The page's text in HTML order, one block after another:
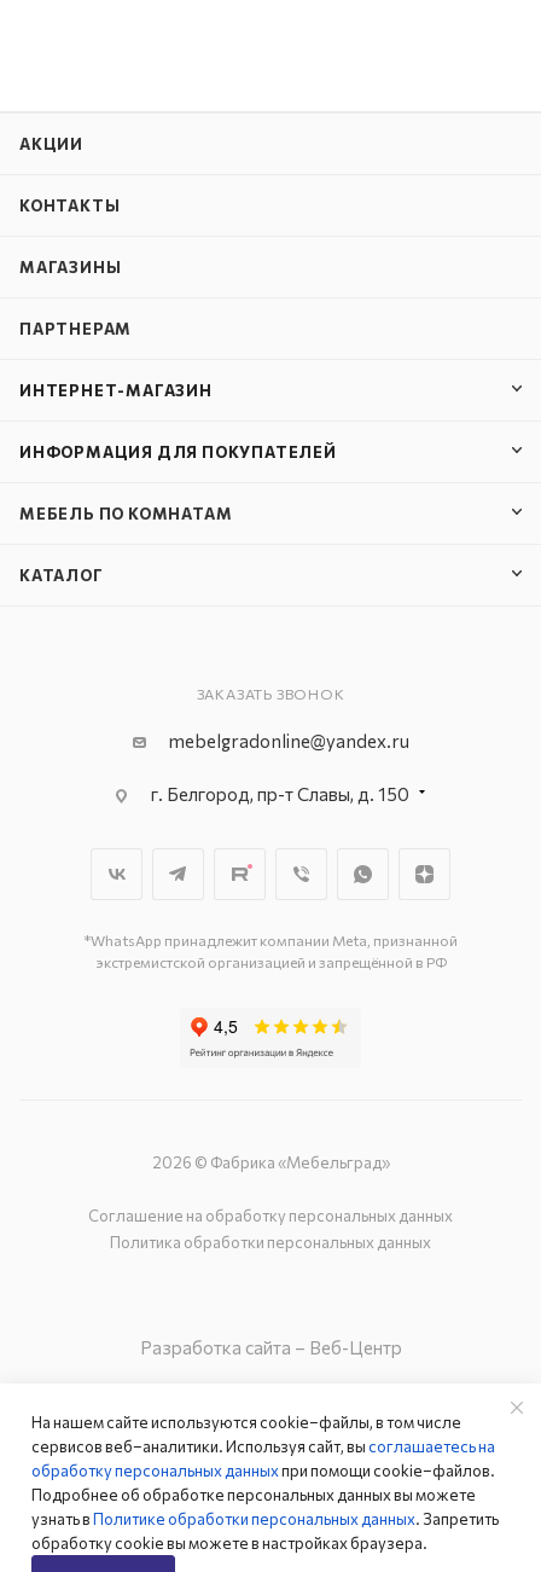
АКЦИИ
КОНТАКТЫ
МАГАЗИНЫ
ПАРТНЕРАМ
ИНТЕРНЕТ-МАГАЗИН
ИНФОРМАЦИЯ ДЛЯ ПОКУПАТЕЛЕЙ
МЕБЕЛЬ ПО КОМНАТАМ
КАТАЛОГ
ЗАКАЗАТЬ ЗВОНОК
mebelgradonline@yandex.ru
г. Белгород, пр-т Славы, д. 150
г. Белгород, пр-т Богдана
г. Белгород, ул. Донская, д. 85
*WhatsApp принадлежит компании Meta, признанной
экстремистской организацией и запрещённой в РФ
2026 © Фабрика «Мебельград»
Соглашение на обработку персональных данных
Политика обработки персональных данных
Разработка сайта – Веб-Центр
На нашем сайте используются cookie–файлы, в том числе
сервисов веб–аналитики. Используя сайт, высоглашаетесь на
обработку персональных данныхпри помощи cookie–файлов.
Подробнее об обработке персональных данных вы можете
узнать вПолитике обработки персональных данных. Запретить
обработку cookie вы можете в настройках браузера.